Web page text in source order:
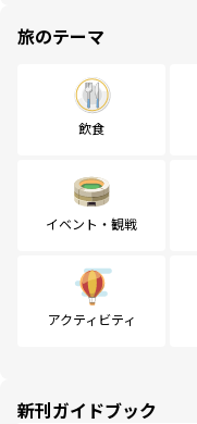
旅のテーマ
飲食
イベント・観戦
アクティビティ
新刊ガイドブック